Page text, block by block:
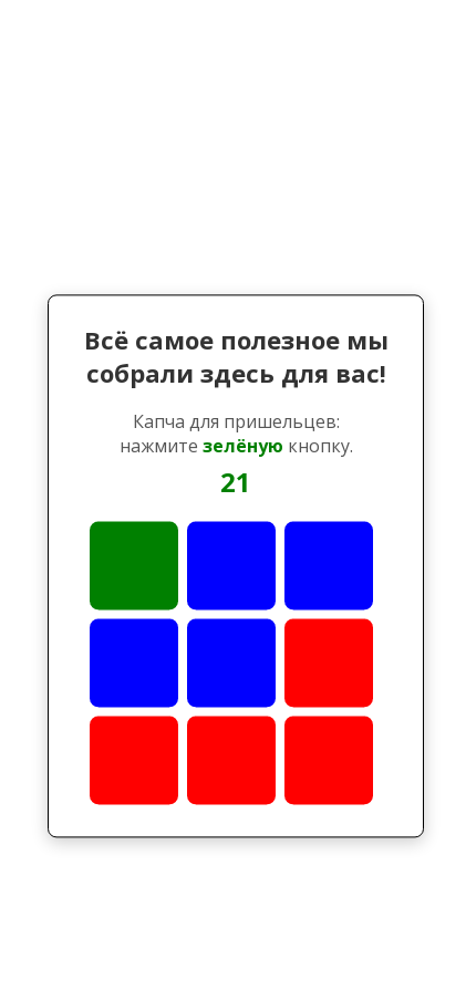
Всё самое полезное мы
собрали здесь для вас!
Капча для пришельцев:
нажмите зелёную кнопку.
20